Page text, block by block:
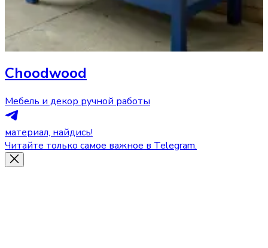
Choodwood
Мебель и декор ручной работы
материал, найдись!
Читайте только самое важное в Telegram.